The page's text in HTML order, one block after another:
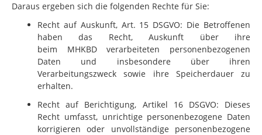
Daraus ergeben sich die folgenden Rechte für Sie:
Recht auf Auskunft, Art. 15 DSGVO: Die Betroffenen
haben das Recht, Auskunft über ihre
beim MHKBDverarbeiteten personenbezogenen
Daten und insbesondere über ihren
Verarbeitungszweck sowie ihre Speicherdauer zu
erhalten.
Recht auf Berichtigung, Artikel 16 DSGVO: Dieses
Recht umfasst, unrichtige personenbezogene Daten
korrigieren oder unvollständige personenbezogene